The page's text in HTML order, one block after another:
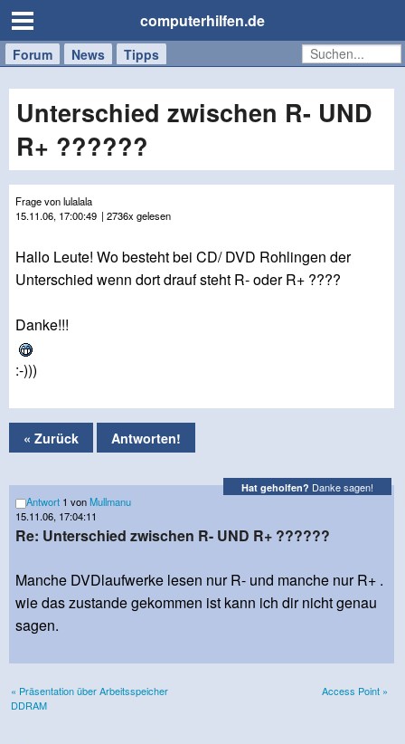
computerhilfen.de
Forum News Tipps
Handy
Tablet
Windows
Mac
Unterschied zwischen R- UND
R+ ??????
Frage von lulalala
15.11.06, 17:00:49 | 2736x gelesen
Hallo Leute! Wo besteht bei CD/ DVD Rohlingen der
Unterschied wenn dort drauf steht R- oder R+ ????
Danke!!!
:-)))
« Zurück Antworten!
Hat geholfen? Danke sagen!
Antwort 1 vonMullmanu
15.11.06, 17:04:11
Re: Unterschied zwischen R- UND R+ ??????
Manche DVDlaufwerke lesen nur R- und manche nur R+ .
wie das zustande gekommen ist kann ich dir nicht genau
sagen.
« Präsentation über Arbeitsspeicher
DDRAM
Access Point »